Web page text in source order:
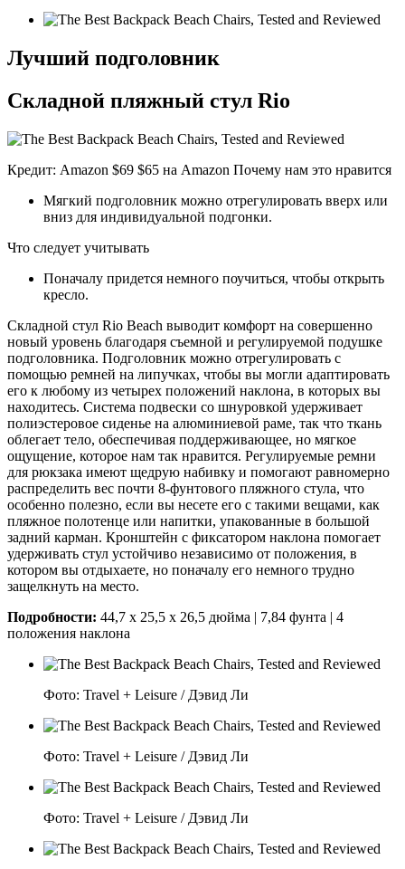
Лучший подголовник
Складной пляжный стул Rio
Кредит: Amazon $69 $65 на Amazon Почему нам это нравится
Мягкий подголовник можно отрегулировать вверх или
вниз для индивидуальной подгонки.
Что следует учитывать
Поначалу придется немного поучиться, чтобы открыть
кресло.
Складной стул Rio Beach выводит комфорт на совершенно
новый уровень благодаря съемной и регулируемой подушке
подголовника. Подголовник можно отрегулировать с
помощью ремней на липучках, чтобы вы могли адаптировать
его к любому из четырех положений наклона, в которых вы
находитесь. Система подвески со шнуровкой удерживает
полиэстеровое сиденье на алюминиевой раме, так что ткань
облегает тело, обеспечивая поддерживающее, но мягкое
ощущение, которое нам так нравится. Регулируемые ремни
для рюкзака имеют щедрую набивку и помогают равномерно
распределить вес почти 8-фунтового пляжного стула, что
особенно полезно, если вы несете его с такими вещами, как
пляжное полотенце или напитки, упакованные в большой
задний карман. Кронштейн с фиксатором наклона помогает
удерживать стул устойчиво независимо от положения, в
котором вы отдыхаете, но поначалу его немного трудно
защелкнуть на место.
Подробности: 44,7 x 25,5 x 26,5 дюйма | 7,84 фунта | 4
положения наклона
Фото: Travel + Leisure / Дэвид Ли
Фото: Travel + Leisure / Дэвид Ли
Фото: Travel + Leisure / Дэвид Ли